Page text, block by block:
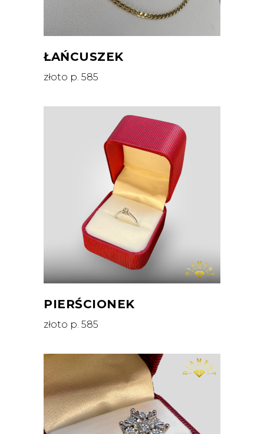
ŁAŃCUSZEK
złoto p. 585
PIERŚCIONEK
złoto p. 585